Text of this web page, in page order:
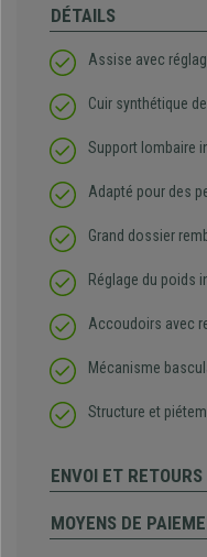
DÉTAILS
Assise avec
Cuir synthétique
Support lombaire
Adapté pour des
Grand dossier
Réglage du poids
Accoudoirs avec
Mécanisme
Structure et
ENVOI ET RETOURS
MOYENS DE